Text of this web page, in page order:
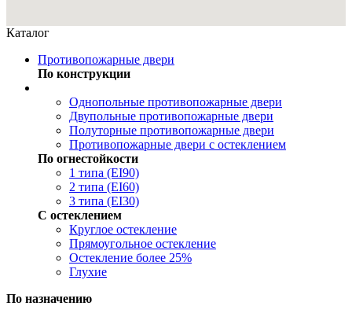
Каталог
Противопожарные двери
По конструкции
Однопольные противопожарные двери
Двупольные противопожарные двери
Полуторные противопожарные двери
Противопожарные двери с остеклением
По огнестойкости
1 типа (EI90)
2 типа (EI60)
3 типа (EI30)
С остеклением
Круглое остекление
Прямоугольное остекление
Остекление более 25%
Глухие
По назначению